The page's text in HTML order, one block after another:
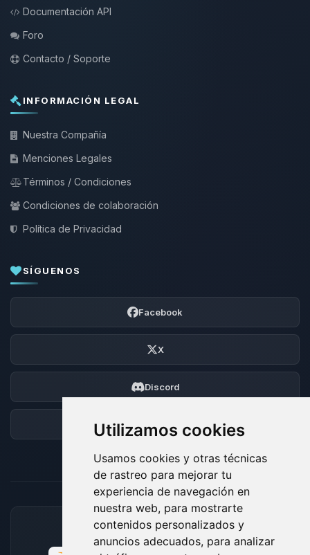
Utilizamos cookies
Usamos cookies y otras técnicas
de rastreo para mejorar tu
experiencia de navegación en
nuestra web, para mostrarte
contenidos personalizados y
anuncios adecuados, para analizar
Documentación API
Foro
Contacto / Soporte
INFORMACIÓN LEGAL
Nuestra Compañía
Menciones Legales
Términos / Condiciones
Condiciones de colaboración
Política de Privacidad
SÍGUENOS
Facebook
X
Discord
Foro
MÉTODOS DE PAGO ACEPTADOS